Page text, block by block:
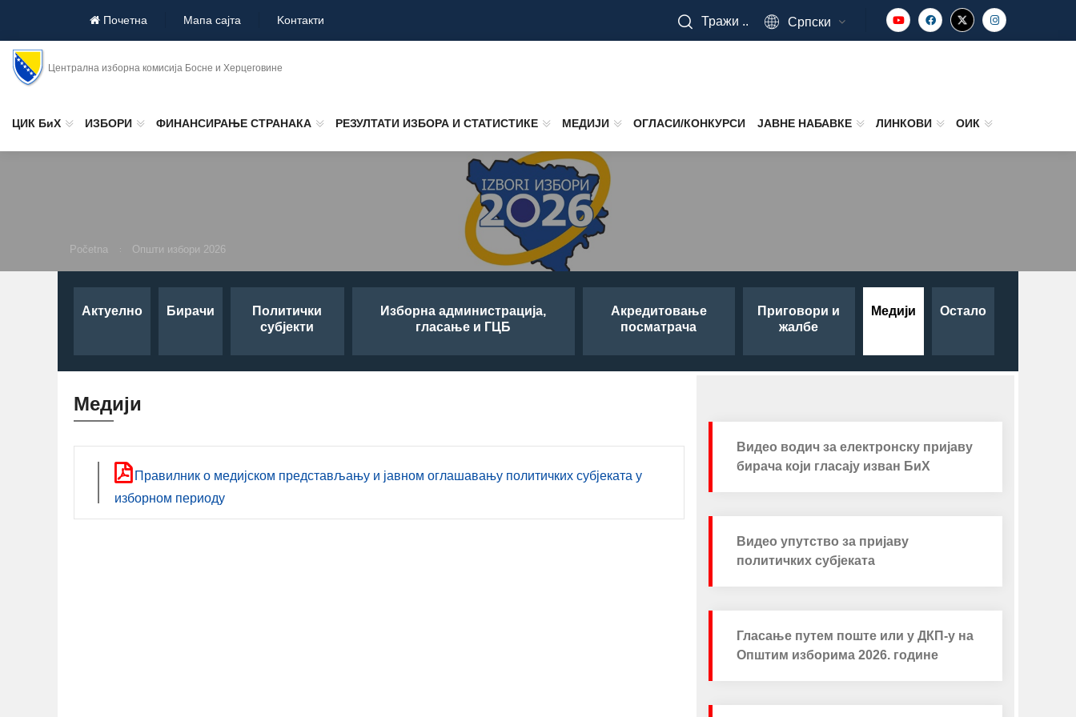
Почетна Мапа сајта Koнтакти Тражи .. Српски
Централна изборна комисија Босне и Херцеговине
ЦИК БиХ ИЗБОРИ ФИНАНСИРАЊЕ СТРАНАКА РЕЗУЛТАТИ ИЗБОРА И СТАТИСТИКЕ МЕДИЈИ ОГЛАСИ/КОНКУРСИ ЈАВНЕ НАБАВКЕ ЛИНКОВИ ОИК
Početna Општи избори 2026
Актуелно Бирачи
Политички
субјекти
Изборна администрација,
гласање и ГЦБ
Aкредитовање
посматрача
Приговори и
жалбе
Медији Остало
Медији
Правилник о медијском представљању и јавном оглашавању политичких субјеката у
изборном периоду
Видео водич за електронску пријаву
бирача који гласају изван БиХ
Видео упутство за пријаву
политичких субјеката
Гласање путем поште или у ДКП-у на
Општим изборима 2026. године